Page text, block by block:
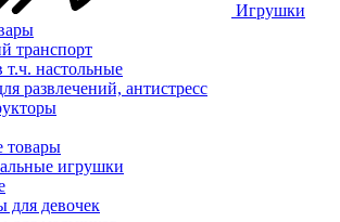
Игрушки
транспорт
настольные
развлечений, антистресс
товары
игрушки
для девочек